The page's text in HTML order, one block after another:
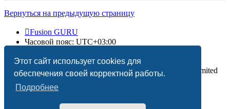
Этот сайт использует cookies для
обеспечения своей корректной работы.
Подробнее
Вернуться на предыдущую страницу
Fusion GURU
Часовой пояс: UTC+03:00
Создано на основеphpBB® Forum Software © phpBB Limited